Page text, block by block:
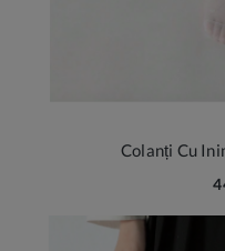
Colanți Cu